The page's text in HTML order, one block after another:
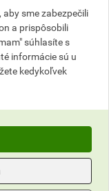
silikónovej
použitie na
pred
sme zabezpečili
a prispôsobili
súhlasíte s
informácie sú u
kedykoľvek